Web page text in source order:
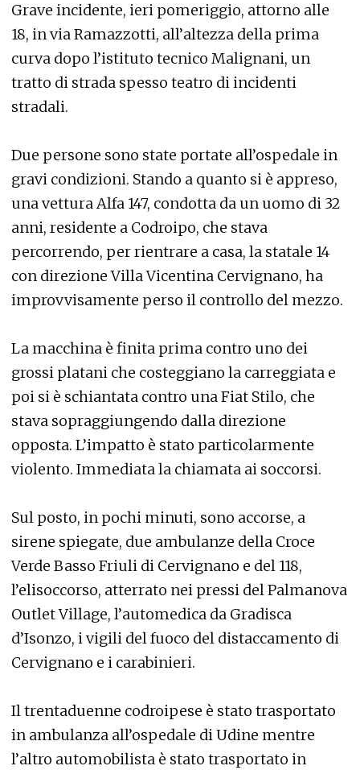
Grave incidente, ieri pomeriggio, attorno alle
18, in via Ramazzotti, all’altezza della prima
curva dopo l’istituto tecnico Malignani, un
tratto di strada spesso teatro di incidenti
stradali.
Due persone sono state portate all’ospedale in
gravi condizioni. Stando a quanto si è appreso,
una vettura Alfa 147, condotta da un uomo di 32
anni, residente a Codroipo, che stava
percorrendo, per rientrare a casa, la statale 14
con direzione Villa Vicentina Cervignano, ha
improvvisamente perso il controllo del mezzo.
La macchina è finita prima contro uno dei
grossi platani che costeggiano la carreggiata e
poi si è schiantata contro una Fiat Stilo, che
stava sopraggiungendo dalla direzione
opposta. L’impatto è stato particolarmente
violento. Immediata la chiamata ai soccorsi.
Sul posto, in pochi minuti, sono accorse, a
sirene spiegate, due ambulanze della Croce
Verde Basso Friuli di Cervignano e del 118,
l’elisoccorso, atterrato nei pressi del Palmanova
Outlet Village, l’automedica da Gradisca
d’Isonzo, i vigili del fuoco del distaccamento di
Cervignano e i carabinieri.
Il trentaduenne codroipese è stato trasportato
in ambulanza all’ospedale di Udine mentre
l’altro automobilista è stato trasportato in